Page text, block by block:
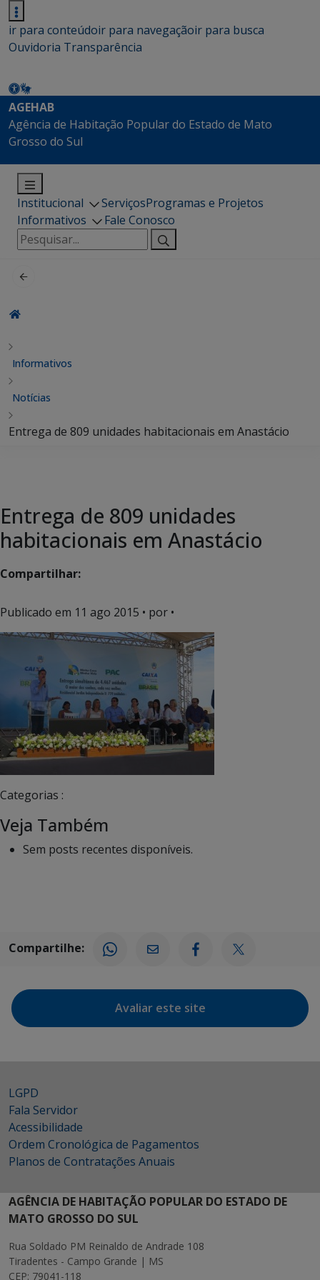
ir para conteúdoir para navegaçãoir para busca
Ouvidoria Transparência
AGEHAB
Agência de Habitação Popular do Estado de Mato
Grosso do Sul
Institucional ServiçosProgramas e Projetos
Informativos
Fale Conosco
Pesquisar
por:
Informativos
Notícias
Entrega de 809 unidades habitacionais em Anastácio
Entrega de 809 unidades
habitacionais em Anastácio
Compartilhar:
Publicado em 11 ago 2015 • por •
Categorias :
Veja Também
Sem posts recentes disponíveis.
Compartilhe:
Avaliar este site
LGPD
Fala Servidor
Acessibilidade
Ordem Cronológica de Pagamentos
Planos de Contratações Anuais
AGÊNCIA DE HABITAÇÃO POPULAR DO ESTADO DE
MATO GROSSO DO SUL
Rua Soldado PM Reinaldo de Andrade 108
Tiradentes - Campo Grande | MS
CEP: 79041-118